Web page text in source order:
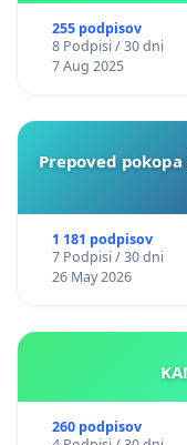
255 podpisov
8 Podpisi / 30 dni
7 Aug 2025
Prepoved
1 181 podpisov
7 Podpisi / 30 dni
26 May 2026
260 podpisov